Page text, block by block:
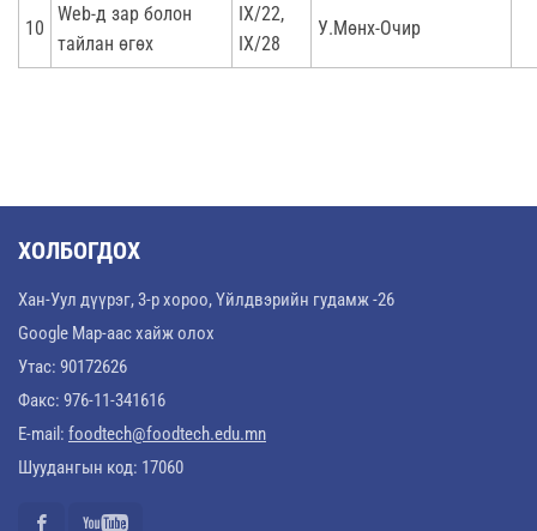
10
Web-д зар болон
тайлан өгөх
IX/22,
IX/28
У.Мөнх-Очир
ХОЛБОГДОХ
Хан-Уул дүүрэг, 3-р хороо, Үйлдвэрийн гудамж -26
Google Map-аас хайж олох
Утас: 90172626
Факс: 976-11-341616
E-mail: foodtech@foodtech.edu.mn
Шуудангын код: 17060